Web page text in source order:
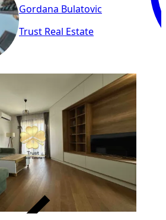
Gordana Bulatovic
Trust Real Estate